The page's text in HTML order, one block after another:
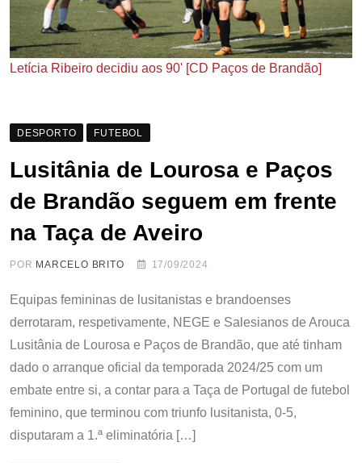
Letícia Ribeiro decidiu aos 90' [CD Paços de Brandão]
DESPORTO FUTEBOL
Lusitânia de Lourosa e Paços
de Brandão seguem em frente
na Taça de Aveiro
POR MARCELO BRITO 17/09/2024
Equipas femininas de lusitanistas e brandoenses
derrotaram, respetivamente, NEGE e Salesianos de Arouca
Lusitânia de Lourosa e Paços de Brandão, que até tinham
dado o arranque oficial da temporada 2024/25 com um
embate entre si, a contar para a Taça de Portugal de futebol
feminino, que terminou com triunfo lusitanista, 0-5,
disputaram a 1.ª eliminatória […]